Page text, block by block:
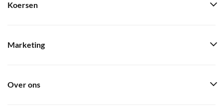
Koersen
Marketing
Over ons